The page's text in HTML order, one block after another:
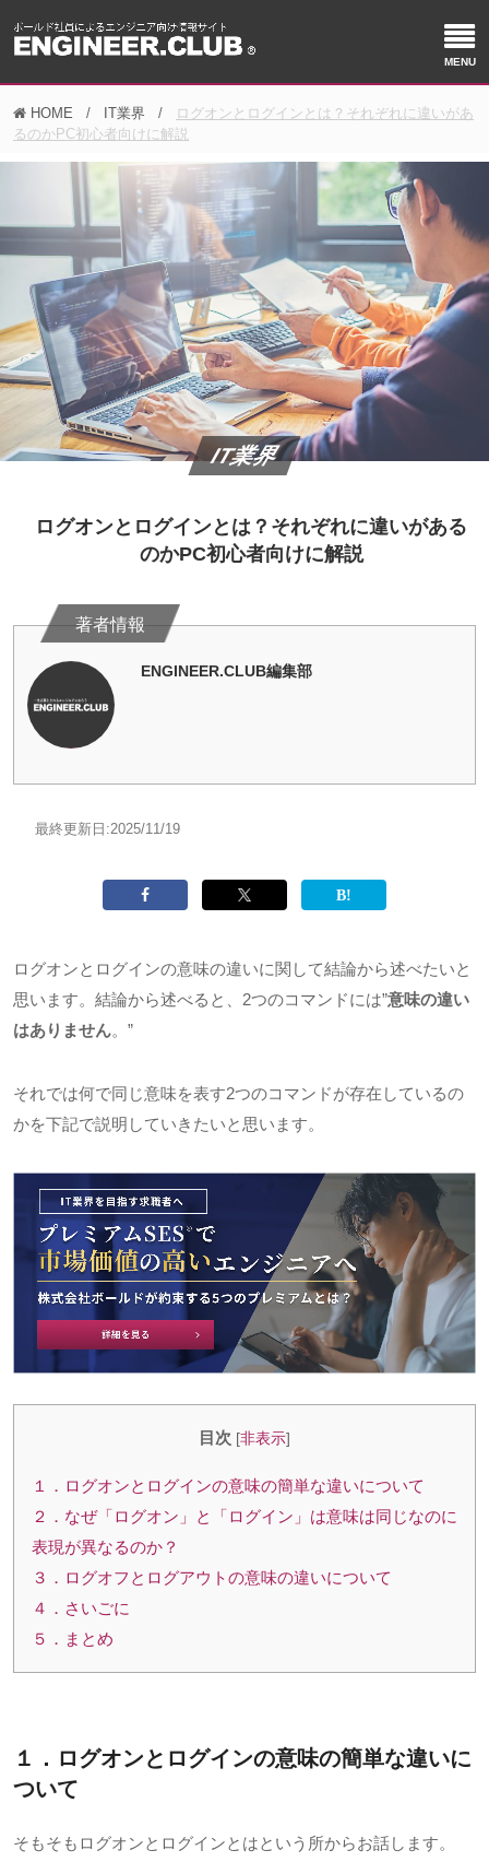
HOME IT業界
ログオンとログインとは？それぞれに違いがあ
るのかPC初心者向けに解説
IT業界
ログオンとログインとは？それぞれに違いがある
のかPC初心者向けに解説
ENGINEER.CLUB編集部
最終更新日:2025/11/19
ログオンとログインの意味の違いに関して結論から述べたいと
思います。結論から述べると、 2つのコマンドには”意味の違い
はありません。 ”
それでは何で同じ意味を表す2つのコマンドが存在しているの
かを下記で説明していきたいと思います。
目次 [非表示]
１．ログオンとログインの意味の簡単な違いについて
２．なぜ「ログオン」と「ログイン」は意味は同じなのに
表現が異なるのか？
３．ログオフとログアウトの意味の違いについて
４．さいごに
５．まとめ
１．ログオンとログインの意味の簡単な違いに
ついて
そもそもログオンとログインとはという所からお話します。